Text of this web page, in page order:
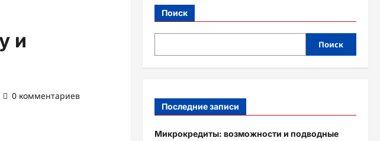
и
0 комментариев
Поиск
Поиск
Последние записи
Микрокредиты: возможности и подводные